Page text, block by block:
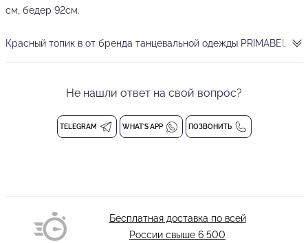
см, бедер 92см.
Красный топик в от бренда танцевальной одежды PRIMABELLA.
обеспечивающие эффективную поддержку груди.
фирменный эластичный материал, который легко стирается, не
Состав: 94% полиэстер, 6% эластан
Деликатная стирка при 30 градусах
Не нашли ответ на свой вопрос?
TELEGRAM WHAT'S APP ПОЗВОНИТЬ
Бесплатная доставка по всей
России свыше 6 500